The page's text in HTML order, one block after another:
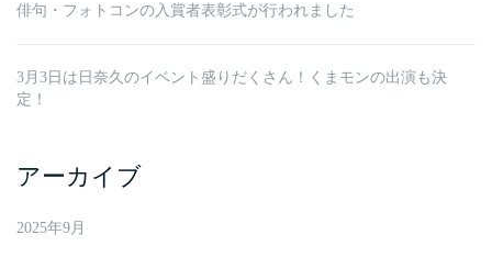
俳句・フォトコンの入賞者表彰式が行われました
3月3日は日奈久のイベント盛りだくさん！くまモンの出演も決
定！
アーカイブ
2025年9月